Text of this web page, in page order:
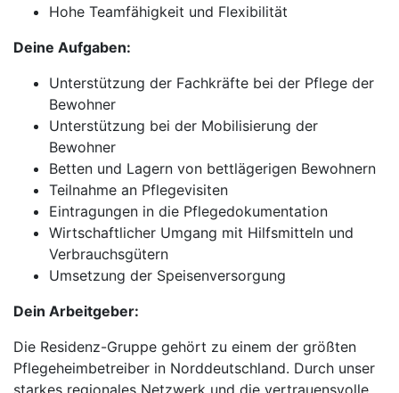
Hohe Teamfähigkeit und Flexibilität
Deine Aufgaben:
Unterstützung der Fachkräfte bei der Pflege der
Bewohner
Unterstützung bei der Mobilisierung der
Bewohner
Betten und Lagern von bettlägerigen Bewohnern
Teilnahme an Pflegevisiten
Eintragungen in die Pflegedokumentation
Wirtschaftlicher Umgang mit Hilfsmitteln und
Verbrauchsgütern
Umsetzung der Speisenversorgung
Dein Arbeitgeber:
Die Residenz-Gruppe gehört zu einem der größten
Pflegeheimbetreiber in Norddeutschland. Durch unser
starkes regionales Netzwerk und die vertrauensvolle